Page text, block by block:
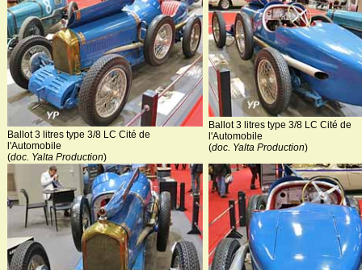
Ballot 3 litres type 3/8 LC Cité de
l'Automobile
(doc. Yalta Production)
Ballot 3 litres type 3/8 LC Cité de
l'Automobile
(doc. Yalta Production)